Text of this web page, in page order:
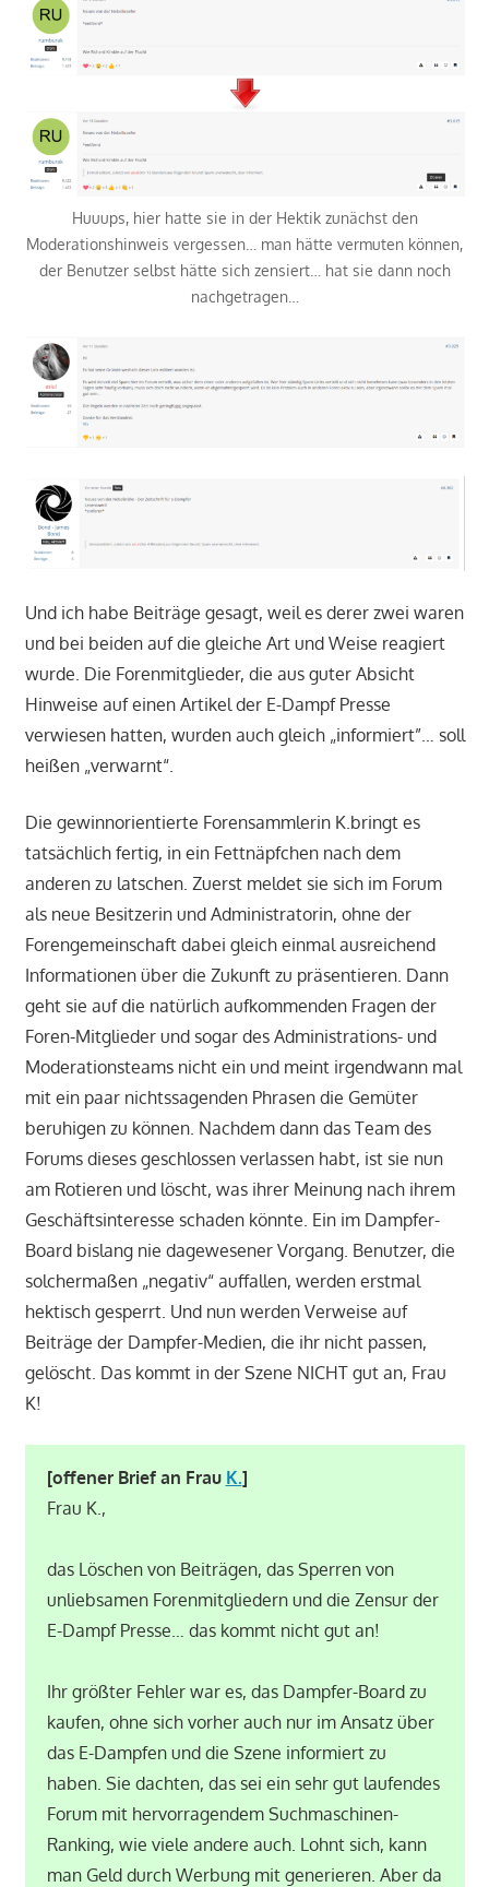
Huuups, hier hatte sie in der Hektik zunächst den
Moderationshinweis vergessen… man hätte vermuten können,
der Benutzer selbst hätte sich zensiert… hat sie dann noch
nachgetragen…
Und ich habe Beiträge gesagt, weil es derer zwei waren
und bei beiden auf die gleiche Art und Weise reagiert
wurde. Die Forenmitglieder, die aus guter Absicht
Hinweise auf einen Artikel der E-Dampf Presse
verwiesen hatten, wurden auch gleich „informiert”… soll
heißen „verwarnt“.
Die gewinnorientierte Forensammlerin K.bringt es
tatsächlich fertig, in ein Fettnäpfchen nach dem
anderen zu latschen. Zuerst meldet sie sich im Forum
als neue Besitzerin und Administratorin, ohne der
Forengemeinschaft dabei gleich einmal ausreichend
Informationen über die Zukunft zu präsentieren. Dann
geht sie auf die natürlich aufkommenden Fragen der
Foren-Mitglieder und sogar des Administrations- und
Moderationsteams nicht ein und meint irgendwann mal
mit ein paar nichtssagenden Phrasen die Gemüter
beruhigen zu können. Nachdem dann das Team des
Forums dieses geschlossen verlassen habt, ist sie nun
am Rotieren und löscht, was ihrer Meinung nach ihrem
Geschäftsinteresse schaden könnte. Ein im Dampfer-
Board bislang nie dagewesener Vorgang. Benutzer, die
solchermaßen „negativ“ auffallen, werden erstmal
hektisch gesperrt. Und nun werden Verweise auf
Beiträge der Dampfer-Medien, die ihr nicht passen,
gelöscht. Das kommt in der Szene NICHT gut an, Frau
K!
[offener Brief an Frau K.]
Frau K.,
das Löschen von Beiträgen, das Sperren von
unliebsamen Forenmitgliedern und die Zensur der
E-Dampf Presse… das kommt nicht gut an!
Ihr größter Fehler war es, das Dampfer-Board zu
kaufen, ohne sich vorher auch nur im Ansatz über
das E-Dampfen und die Szene informiert zu
haben. Sie dachten, das sei ein sehr gut laufendes
Forum mit hervorragendem Suchmaschinen-
Ranking, wie viele andere auch. Lohnt sich, kann
man Geld durch Werbung mit generieren. Aber da